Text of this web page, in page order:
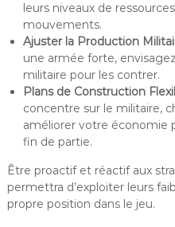
leurs niveaux de
mouvements.
Ajuster la Production
une armée forte,
militaire pour les contrer.
Plans de Construction
concentre sur le militaire,
améliorer votre économie
fin de partie.
Être proactif et réactif aux
permettra d’exploiter leurs
propre position dans le jeu.